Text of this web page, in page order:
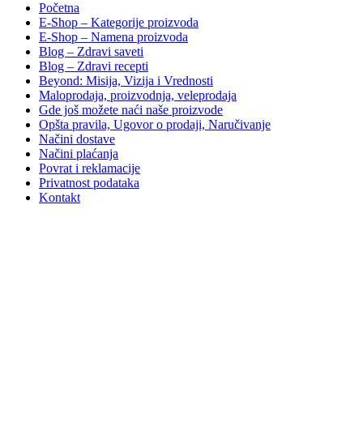
Početna
E-Shop – Kategorije proizvoda
E-Shop – Namena proizvoda
Blog – Zdravi saveti
Blog – Zdravi recepti
Beyond: Misija, Vizija i Vrednosti
Maloprodaja, proizvodnja, veleprodaja
Gde još možete naći naše proizvode
Opšta pravila, Ugovor o prodaji, Naručivanje
Načini dostave
Načini plaćanja
Povrat i reklamacije
Privatnost podataka
Kontakt